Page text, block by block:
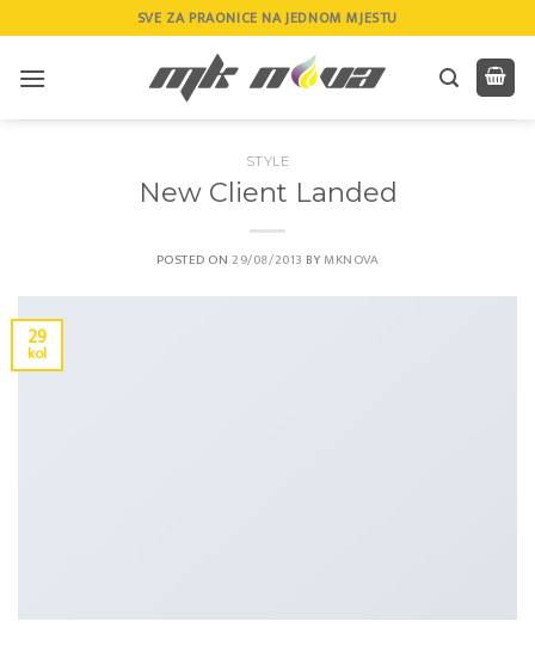
to
content
SVE ZA PRAONICE NA JEDNOM MJESTU
STYLE
New Client Landed
POSTED ON29/08/2013 BY MKNOVA
29
kol